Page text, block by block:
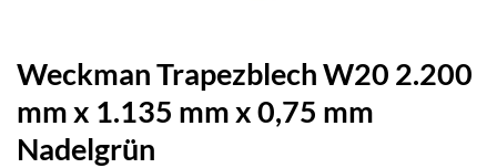
Weckman Trapezblech W20 2.200
mm x 1.135 mm x 0,75 mm
Nadelgrün